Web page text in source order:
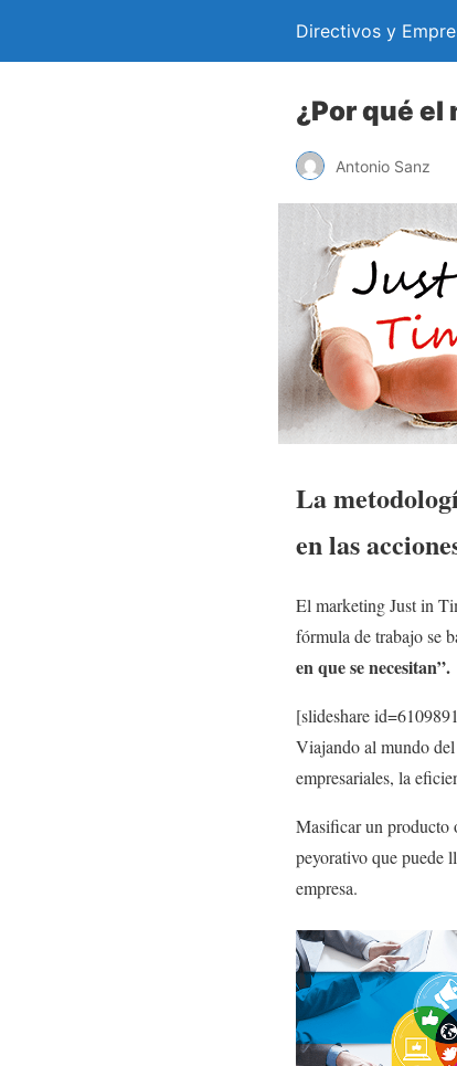
Directivos y
¿Por qué
Antonio Sanz
La
en las
El marketing Just in
fórmula de trabajo se
en que se necesitan”.
[slideshare
Viajando al mundo del
empresariales, la
Masificar un producto
peyorativo que puede
empresa.